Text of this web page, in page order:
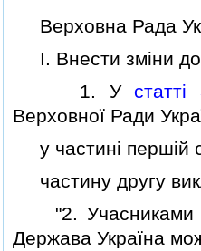
Верховна Рада
I. Внести змiни до
1. Устаттi
Верховної Ради
у частинi першiй
частину другу
"2. Учасниками
Держава Україна